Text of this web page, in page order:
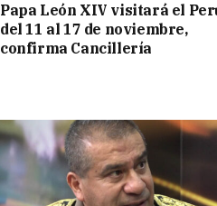
Papa León XIV visitará el
del 11 al 17 de noviembre,
confirma Cancillería